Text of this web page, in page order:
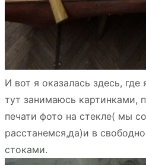
И вот я оказалась здесь,
тут занимаюсь картинками,
печати фото на стекле( мы
расстанемся,да)и в
стоками.